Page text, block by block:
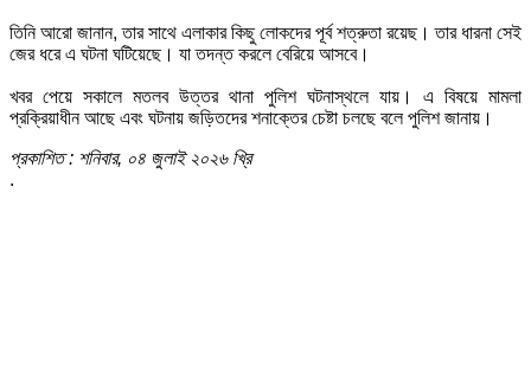
তিনি আরো জানান, তার সাথে এলাকার কিছু লোকদের পূর্ব শত্রুতা রয়েছ। তার ধারনা সেই
জের ধরে এ ঘটনা ঘটিয়েছে। যা তদন্ত করলে বেরিয়ে আসবে।
‎খবর পেয়ে সকালে মতলব উত্তর থানা পুলিশ ঘটনাস্থলে যায়। এ বিষয়ে মামলা
প্রক্রিয়াধীন আছে এবং ঘটনায় জড়িতদের শনাক্তের চেষ্টা চলছে বলে পুলিশ জানায়।
প্রকাশিত : শনিবার, ০৪ জুলাই ২০২৬ খ্রি
.